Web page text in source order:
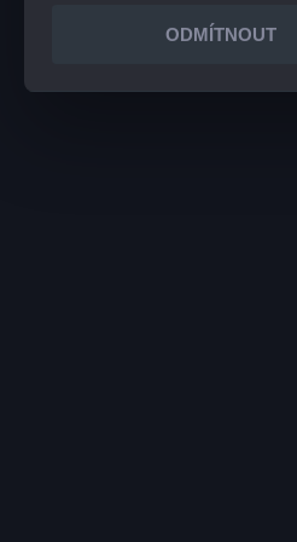
ODMÍTNOUT